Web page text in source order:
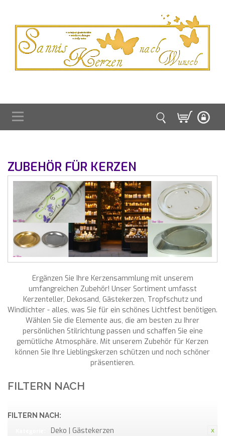
ZUBEHÖR FÜR KERZEN
Ergänzen Sie Ihre Kerzensammlung mit unserem
umfangreichen Zubehör! Unser Sortiment umfasst
Kerzenteller, Dekosand, Gästekerzen, Tropfschutz und
Windlichter - alles, was Sie für ein schönes Lichtfest benötigen.
Wählen Sie die Elemente aus, die am besten zu Ihrer
persönlichen Stilrichtung passen und schaffen Sie eine
gemütliche Atmosphäre. Mit unserem Zubehör für Kerzen
können Sie Ihre Lieblingskerzen schützen und noch schöner
präsentieren.
FILTERN NACH
FILTERN NACH:
Deko | Gästekerzen